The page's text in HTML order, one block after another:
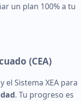
un plan 100% a tu
(CEA)
el Sistema XEA para
. Tu progreso es